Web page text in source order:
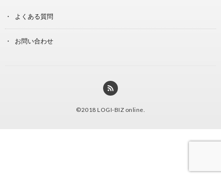
よくある質問
お問い合わせ
©2018 LOGI-BIZ online